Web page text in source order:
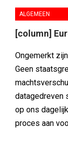
ALGEMEEN
[column]
Ongemerkt
Geen
datagedreven
op ons
proces aan